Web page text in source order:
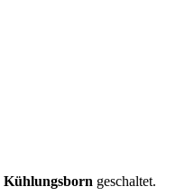
Kühlungsborn geschaltet.